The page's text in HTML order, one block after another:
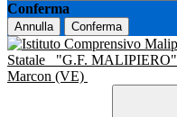
Conferma
Annulla Conferma
Statale
"G.F. MALIPIERO"
Marcon (VE)